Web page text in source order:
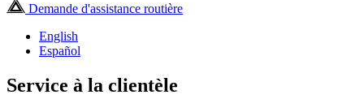
Demande d'assistance routière
English
Español
Service à la clientèle